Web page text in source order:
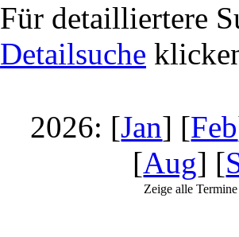
Für detailliertere
Detailsuche
2026: [Jan] [Feb
[Aug] [
Zeige alle